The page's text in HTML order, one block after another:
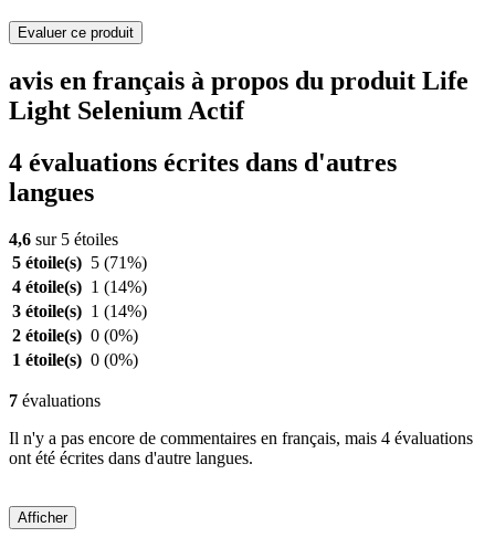
Evaluer ce produit
avis en français à propos du produit Life
Light Selenium Actif
4 évaluations écrites dans d'autres
langues
4,6 sur 5 étoiles
5 étoile(s) 5 (71%)
4 étoile(s) 1 (14%)
3 étoile(s) 1 (14%)
2 étoile(s) 0 (0%)
1 étoile(s) 0 (0%)
7 évaluations
Il n'y a pas encore de commentaires en français, mais 4 évaluations
ont été écrites dans d'autre langues.
Afficher